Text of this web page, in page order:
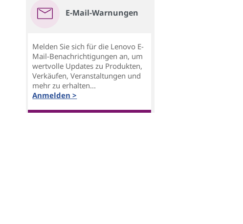
E-Mail-Warnungen
Melden Sie sich für die Lenovo E-
Mail-Benachrichtigungen an, um
wertvolle Updates zu Produkten,
Verkäufen, Veranstaltungen und
mehr zu erhalten...
Anmelden >